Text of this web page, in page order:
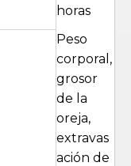
horas
Peso
corporal,
grosor
de la
oreja,
extravas
ación de